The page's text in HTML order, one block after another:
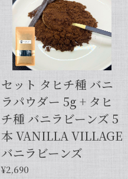
セット タヒチ種 バニ
ラパウダー 5g + タヒ
チ種 バニラビーンズ 5
本 VANILLA VILLAGE
バニラビーンズ
¥2,690